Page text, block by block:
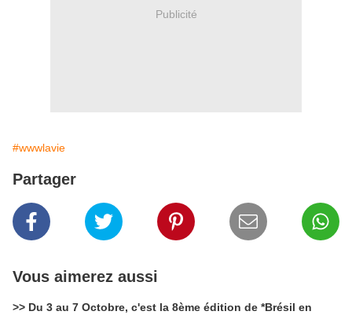
Publicité
#wwwlavie
Partager
Vous aimerez aussi
>> Du 3 au 7 Octobre, c'est la 8ème édition de *Brésil en